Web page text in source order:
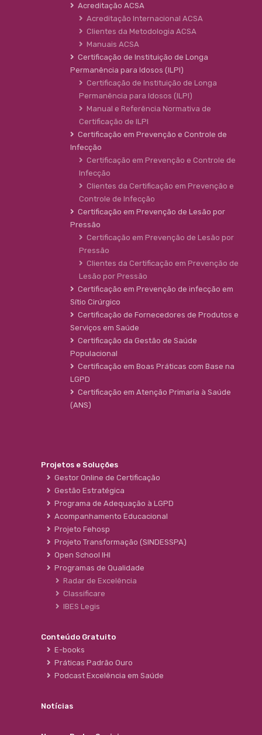
Acreditação ACSA
Acreditação Internacional ACSA
Clientes da Metodologia ACSA
Manuais ACSA
Certificação de Instituição de Longa
Permanência para Idosos (ILPI)
Certificação de Instituição de Longa
Permanência para Idosos (ILPI)
Manual e Referência Normativa de
Certificação de ILPI
Certificação em Prevenção e Controle de
Infecção
Certificação em Prevenção e Controle de
Infecção
Clientes da Certificação em Prevenção e
Controle de Infecção
Certificação em Prevenção de Lesão por
Pressão
Certificação em Prevenção de Lesão por
Pressão
Clientes da Certificação em Prevenção de
Lesão por Pressão
Certificação em Prevenção de infecção em
Sítio Cirúrgico
Certificação de Fornecedores de Produtos e
Serviços em Saúde
Certificação da Gestão de Saúde
Populacional
Certificação em Boas Práticas com Base na
LGPD
Certificação em Atenção Primaria à Saúde
(ANS)
Projetos e Soluções
Gestor Online de Certificação
Gestão Estratégica
Programa de Adequação à LGPD
Acompanhamento Educacional
Projeto Fehosp
Projeto Transformação (SINDESSPA)
Open School IHI
Programas de Qualidade
Radar de Excelência
Classificare
IBES Legis
Conteúdo Gratuito
E-books
Práticas Padrão Ouro
Podcast Excelência em Saúde
Notícias